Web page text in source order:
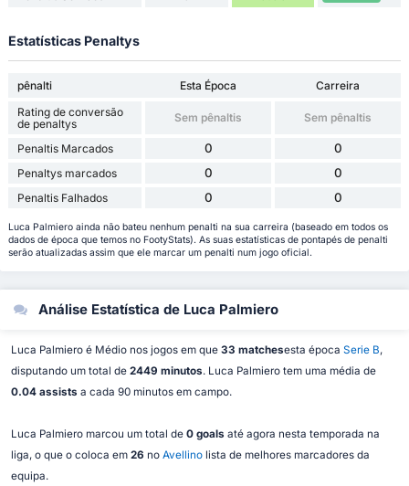
Estatísticas Penaltys
pênalti Esta Época
Carreira
Rating de conversão
de penaltys
Sem pênaltis Sem pênaltis
Penaltis Marcados 0 0
Penaltys marcados 0 0
Penaltis Falhados 0 0
Luca Palmiero ainda não bateu nenhum penalti na sua carreira (baseado em todos os
dados de época que temos no FootyStats). As suas estatísticas de pontapés de penalti
serão atualizadas assim que ele marcar um penalti num jogo oficial.
Análise Estatística de Luca Palmiero
Luca Palmiero é Médio nos jogos em que 33 matchesesta época Serie B,
disputando um total de 2449 minutos. Luca Palmiero tem uma média de
0.04 assists a cada 90 minutos em campo.
Luca Palmiero marcou um total de 0 goals até agora nesta temporada na
liga, o que o coloca em 26 no Avellinolista de melhores marcadores da
equipa.